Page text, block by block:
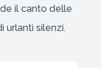
il canto delle
urlanti silenzi.